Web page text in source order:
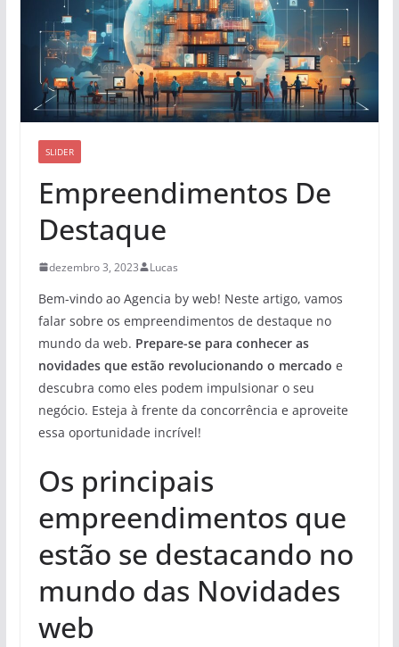
SLIDER
Empreendimentos De
Destaque
dezembro 3, 2023 Lucas
Bem-vindo ao Agencia by web! Neste artigo, vamos
falar sobre os empreendimentos de destaque no
mundo da web. Prepare-se para conhecer as
novidades que estão revolucionando o mercado e
descubra como eles podem impulsionar o seu
negócio. Esteja à frente da concorrência e aproveite
essa oportunidade incrível!
Os principais
empreendimentos que
estão se destacando no
mundo das Novidades
web